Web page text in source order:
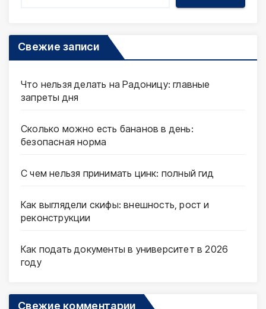
Свежие записи
Что нельзя делать на Радоницу: главные
запреты дня
Сколько можно есть бананов в день:
безопасная норма
С чем нельзя принимать цинк: полный гид
Как выглядели скифы: внешность, рост и
реконструкции
Как подать документы в университет в 2026
году
Свежие комментарии